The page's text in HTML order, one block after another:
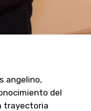
angelino,
del
trayectoria